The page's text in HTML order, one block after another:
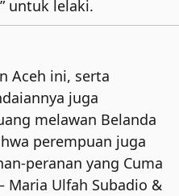
untuk lelaki.
Aceh ini, serta
juga
melawan Belanda
perempuan juga
peranan yang Cuma
Maria Ulfah Subadio &